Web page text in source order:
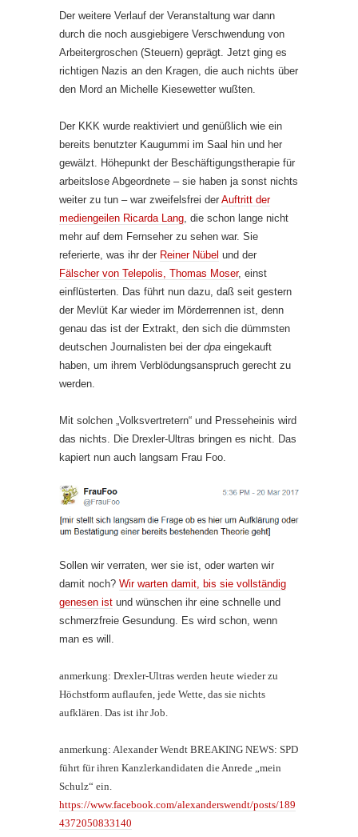
Der weitere Verlauf der Veranstaltung war dann
durch die noch ausgiebigere Verschwendung von
Arbeitergroschen (Steuern) geprägt. Jetzt ging es
richtigen Nazis an den Kragen, die auch nichts über
den Mord an Michelle Kiesewetter wußten.
Der KKK wurde reaktiviert und genüßlich wie ein
bereits benutzter Kaugummi im Saal hin und her
gewälzt. Höhepunkt der Beschäftigungstherapie für
arbeitslose Abgeordnete – sie haben ja sonst nichts
weiter zu tun – war zweifelsfrei der Auftritt der
mediengeilen Ricarda Lang , die schon lange nicht
mehr auf dem Fernseher zu sehen war. Sie
referierte, was ihr der Reiner Nübel und der
Fälscher von Telepolis, Thomas Moser, einst
einflüsterten. Das führt nun dazu, daß seit gestern
der Mevlüt Kar wieder im Mörderrennen ist, denn
genau das ist der Extrakt, den sich die dümmsten
deutschen Journalisten bei der dpa eingekauft
haben, um ihrem Verblödungsanspruch gerecht zu
werden.
Mit solchen „Volksvertretern“ und Presseheinis wird
das nichts. Die Drexler-Ultras bringen es nicht. Das
kapiert nun auch langsam Frau Foo.
Sollen wir verraten, wer sie ist, oder warten wir
damit noch? Wir warten damit, bis sie vollständig
genesen ist und wünschen ihr eine schnelle und
schmerzfreie Gesundung. Es wird schon, wenn
man es will.
anmerkung: Drexler-Ultras werden heute wieder zu
Höchstform auflaufen, jede Wette, das sie nichts
aufklären. Das ist ihr Job.
anmerkung: Alexander Wendt BREAKING NEWS: SPD
führt für ihren Kanzlerkandidaten die Anrede „mein
Schulz“ ein.
https://www.facebook.com/alexanderswendt/posts/189
4372050833140